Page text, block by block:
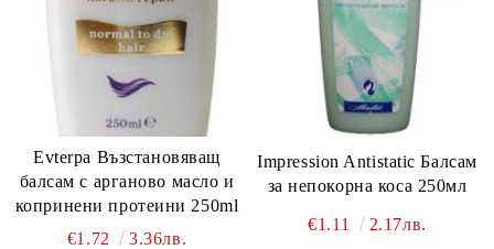
Evterpa Възстановяващ
балсам с арганово масло и
копринени протеини 250ml
€1.72
3.36лв.
Impression Antistatic Балсам
за непокорна коса 250мл
€1.11 2.17лв.